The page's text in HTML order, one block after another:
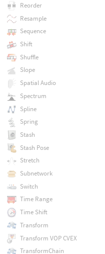
Reorder
Resample
Sequence
Shift
Shuffle
Slope
Spatial Audio
Spectrum
Spline
Spring
Stash
Stash Pose
Stretch
Subnetwork
Switch
Time Range
Time Shift
Transform
Transform VOP CVEX
TransformChain